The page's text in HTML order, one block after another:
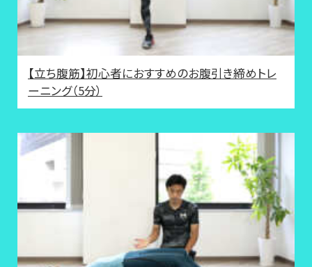
【立ち腹筋】初心者におすすめのお腹引き締めトレ
ーニング（5分）